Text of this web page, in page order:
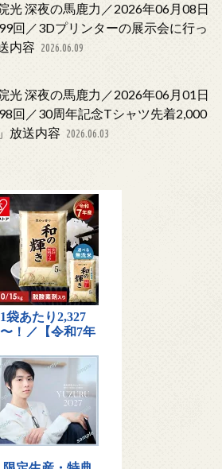
光 深夜の馬鹿力／2026年06月08日
回／3Dプリンターの展示会に行っ
内容 2026.06.09
光 深夜の馬鹿力／2026年06月01日
回／30周年記念Tシャツ先着2,000
放送内容 2026.06.03